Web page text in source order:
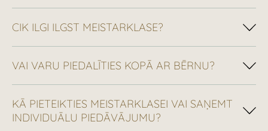
CIK ILGI ILGST MEISTARKLASE?
VAI VARU PIEDALĪTIES KOPĀ AR BĒRNU?
KĀ PIETEIKTIES MEISTARKLASEI VAI SAŅEMT
INDIVIDUĀLU PIEDĀVĀJUMU?